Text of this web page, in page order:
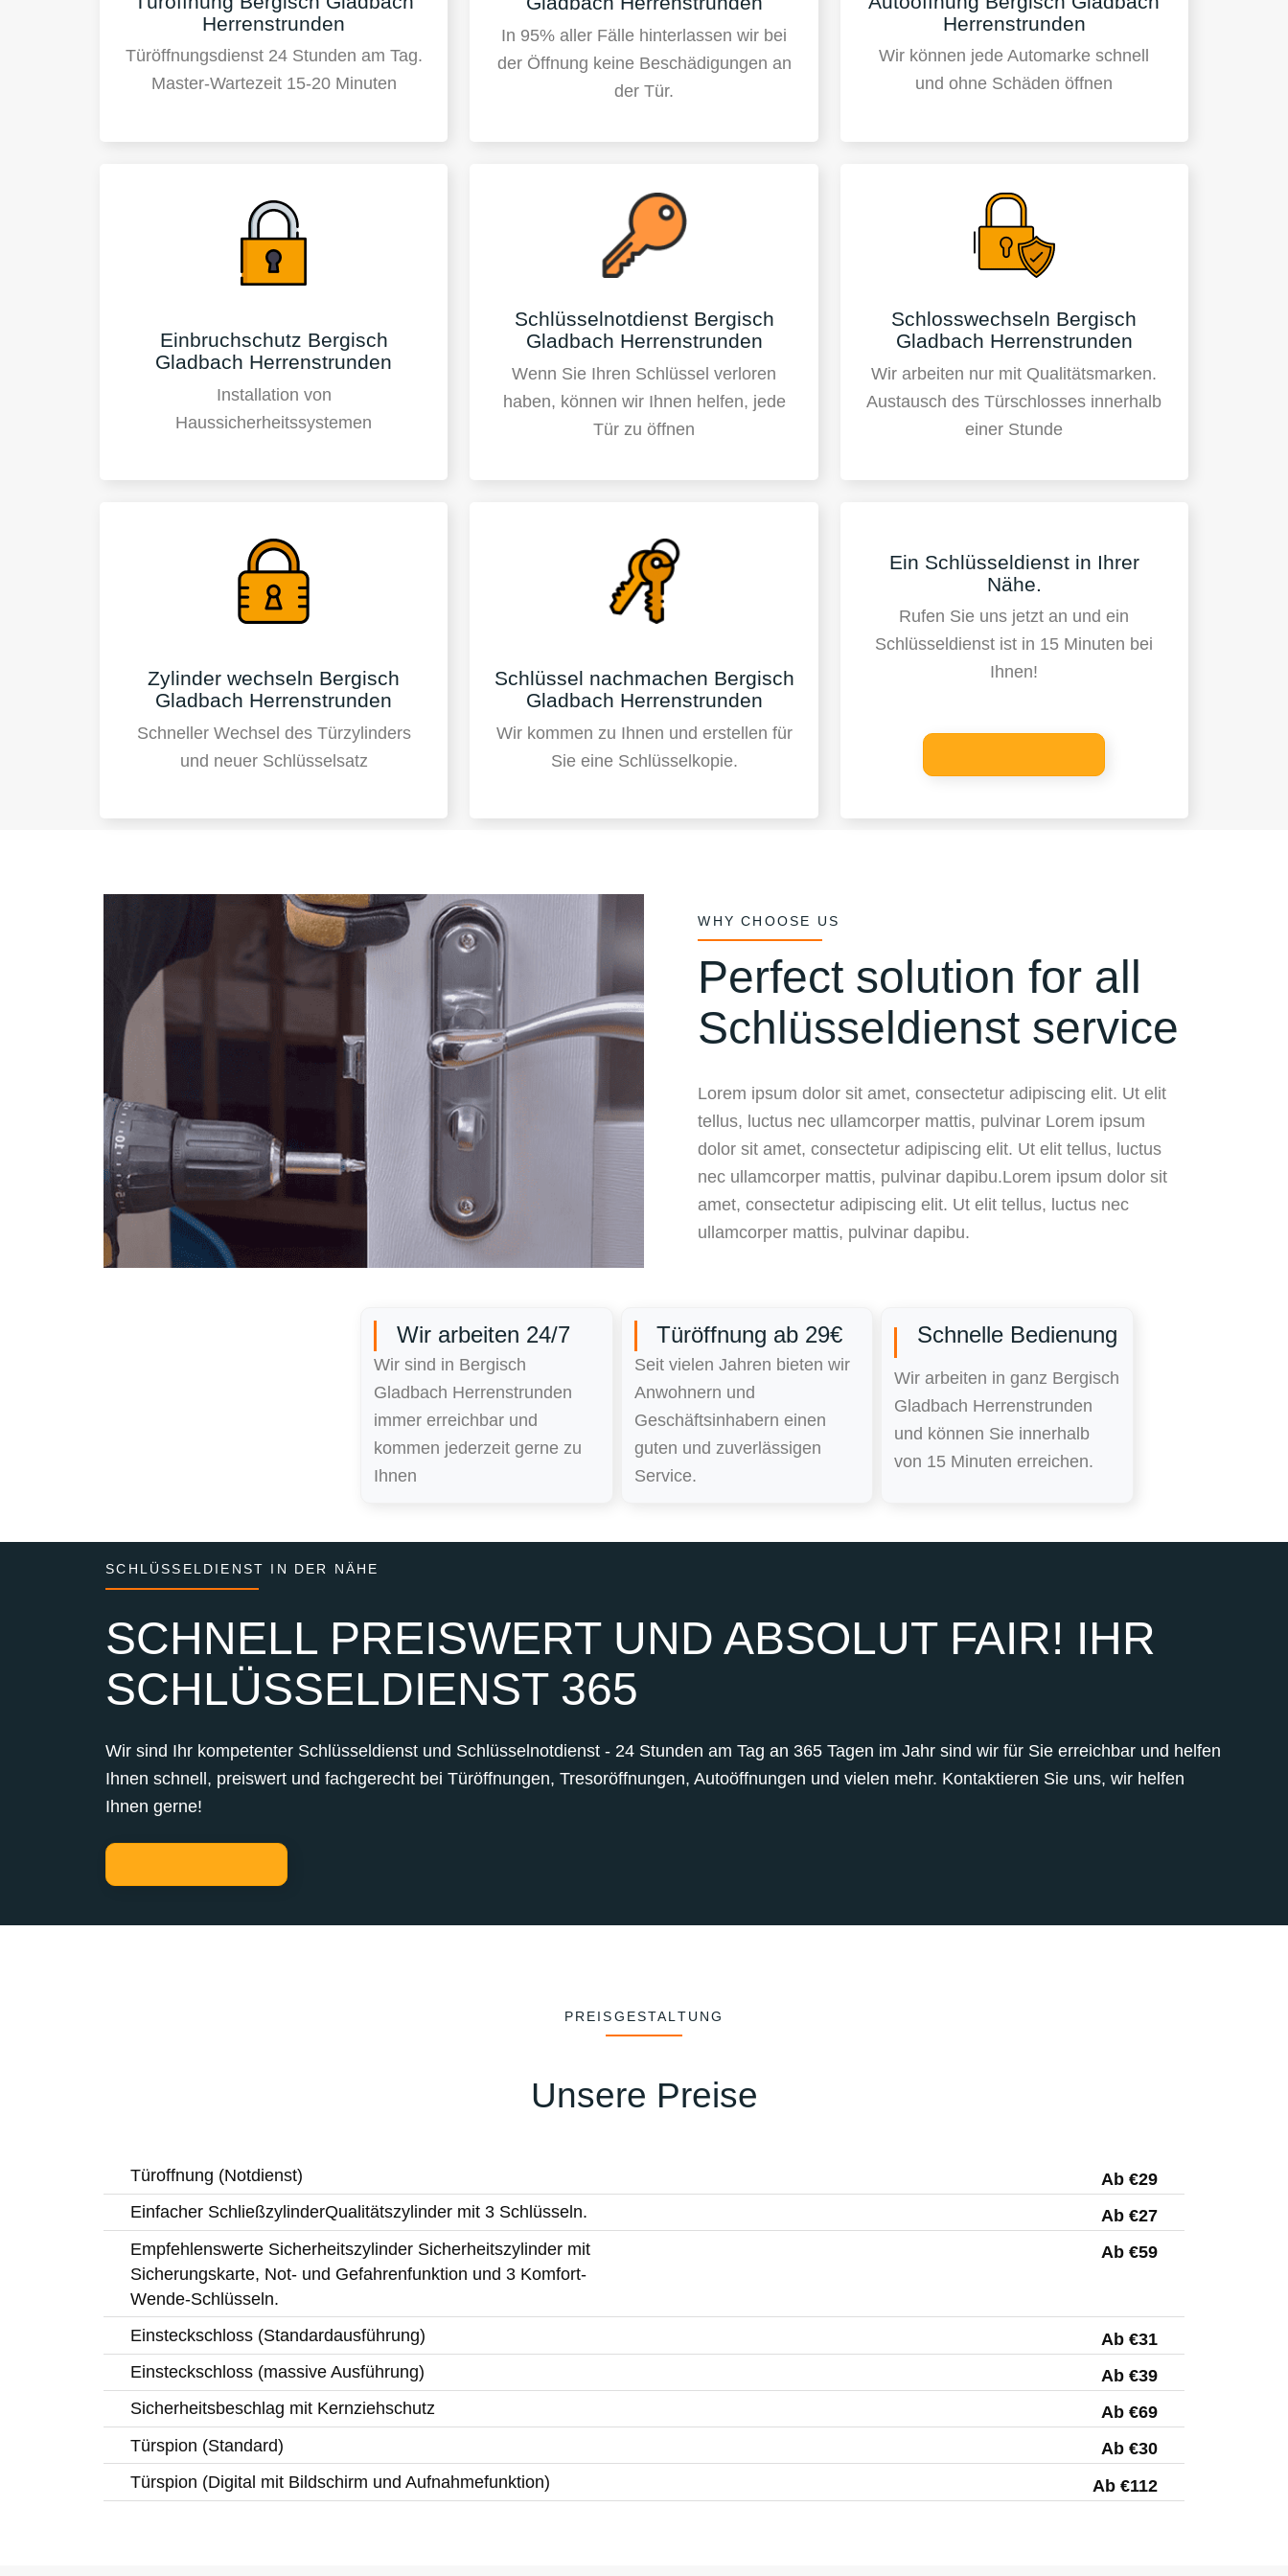
Herrenstrunden
Türöffnungsdienst 24 Stunden am Tag.
Master-Wartezeit 15-20 Minuten
In 95% aller Fälle hinterlassen wir bei
der Öffnung keine Beschädigungen an
der Tür.
Herrenstrunden
Wir können jede Automarke schnell
und ohne Schäden öffnen
Einbruchschutz Bergisch
Gladbach Herrenstrunden
Installation von
Haussicherheitssystemen
Schlüsselnotdienst Bergisch
Gladbach Herrenstrunden
Wenn Sie Ihren Schlüssel verloren
haben, können wir Ihnen helfen, jede
Tür zu öffnen
Schlosswechseln Bergisch
Gladbach Herrenstrunden
Wir arbeiten nur mit Qualitätsmarken.
Austausch des Türschlosses innerhalb
einer Stunde
Zylinder wechseln Bergisch
Gladbach Herrenstrunden
Schneller Wechsel des Türzylinders
und neuer Schlüsselsatz
Schlüssel nachmachen Bergisch
Gladbach Herrenstrunden
Wir kommen zu Ihnen und erstellen für
Sie eine Schlüsselkopie.
Ein Schlüsseldienst in Ihrer
Nähe.
Rufen Sie uns jetzt an und ein
Schlüsseldienst ist in 15 Minuten bei
Ihnen!
WHY CHOOSE US
Perfect solution for all
Schlüsseldienst service
Lorem ipsum dolor sit amet, consectetur adipiscing elit. Ut elit
tellus, luctus nec ullamcorper mattis, pulvinar Lorem ipsum
dolor sit amet, consectetur adipiscing elit. Ut elit tellus, luctus
nec ullamcorper mattis, pulvinar dapibu.Lorem ipsum dolor sit
amet, consectetur adipiscing elit. Ut elit tellus, luctus nec
ullamcorper mattis, pulvinar dapibu.
Wir arbeiten 24/7
Wir sind in Bergisch
Gladbach Herrenstrunden
immer erreichbar und
kommen jederzeit gerne zu
Ihnen
Türöffnung ab 29€
Seit vielen Jahren bieten wir
Anwohnern und
Geschäftsinhabern einen
guten und zuverlässigen
Service.
Schnelle Bedienung
Wir arbeiten in ganz Bergisch
Gladbach Herrenstrunden
und können Sie innerhalb
von 15 Minuten erreichen.
SCHLÜSSELDIENST IN DER NÄHE
SCHNELL PREISWERT UND ABSOLUT FAIR! IHR
SCHLÜSSELDIENST 365
Wir sind Ihr kompetenter Schlüsseldienst und Schlüsselnotdienst - 24 Stunden am Tag an 365 Tagen im Jahr sind wir für Sie erreichbar und helfen
Ihnen schnell, preiswert und fachgerecht bei Türöffnungen, Tresoröffnungen, Autoöffnungen und vielen mehr. Kontaktieren Sie uns, wir helfen
Ihnen gerne!
PREISGESTALTUNG
Unsere Preise
Türoffnung (Notdienst)
Ab €29
Einfacher SchließzylinderQualitätszylinder mit 3 Schlüsseln.
Ab €27
Empfehlenswerte Sicherheitszylinder Sicherheitszylinder mit
Sicherungskarte, Not- und Gefahrenfunktion und 3 Komfort-
Wende-Schlüsseln.
Ab €59
Einsteckschloss (Standardausführung)
Ab €31
Einsteckschloss (massive Ausführung)
Ab €39
Sicherheitsbeschlag mit Kernziehschutz
Ab €69
Türspion (Standard)
Ab €30
Türspion (Digital mit Bildschirm und Aufnahmefunktion)
Ab €112